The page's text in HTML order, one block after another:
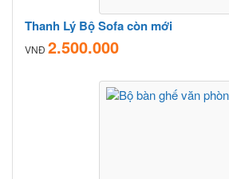
Thanh Lý Bộ Sofa còn mới
VNĐ 2.500.000